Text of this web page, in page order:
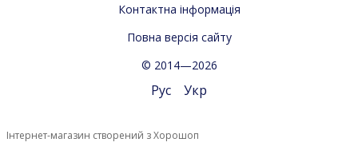
Контактна інформація
Повна версія сайту
© 2014—2026
Рус Укр
Інтернет-магазин створений з Хорошоп